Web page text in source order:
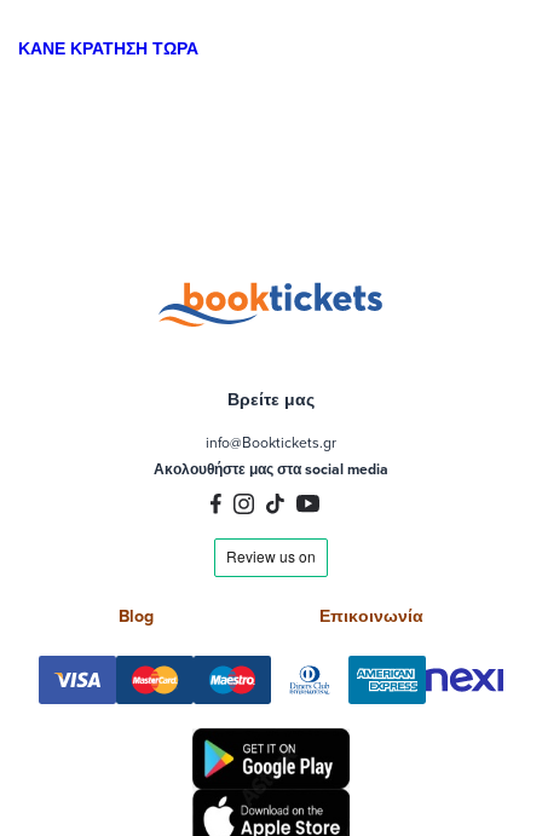
ΚΑΝΕ ΚΡΑΤΗΣΗ ΤΩΡΑ
Βρείτε μας
info@Booktickets.gr
Ακολουθήστε μας στα social media
Blog Επικοινωνία